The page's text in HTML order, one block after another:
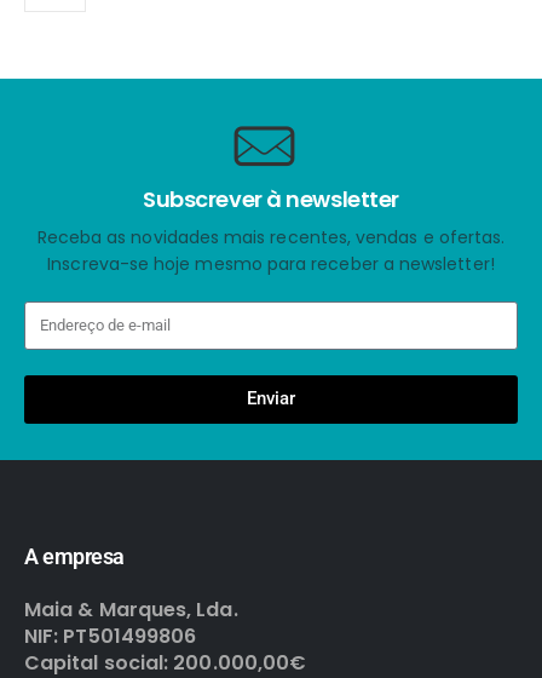
Subscrever à newsletter
Receba as novidades mais recentes, vendas e ofertas.
Inscreva-se hoje mesmo para receber a newsletter!
Enviar
A empresa
Maia & Marques, Lda.
NIF: PT501499806
Capital social: 200.000,00€